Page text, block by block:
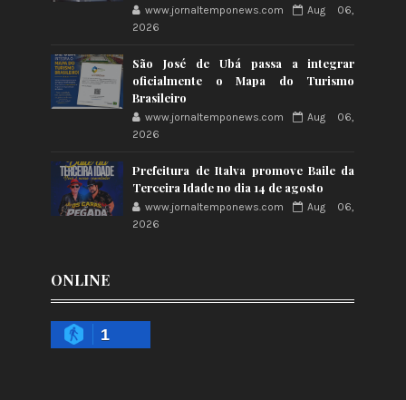
www.jornaltemponews.com
Aug 06,
2026
São José de Ubá passa a integrar
oficialmente o Mapa do Turismo
Brasileiro
www.jornaltemponews.com
Aug 06,
2026
Prefeitura de Italva promove Baile da
Terceira Idade no dia 14 de agosto
www.jornaltemponews.com
Aug 06,
2026
ONLINE
1